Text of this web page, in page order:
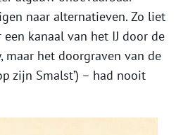
naar alternatieven. Zo liet
kanaal van het IJ door de
maar het doorgraven van de
zijn Smalst’) – had nooit